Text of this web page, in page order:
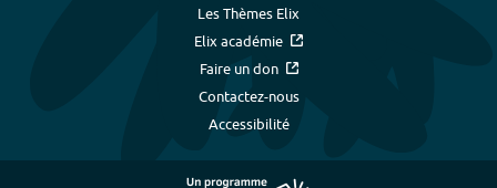
Les Thèmes Elix
Elix académie
Faire un don
Contactez-nous
Accessibilité